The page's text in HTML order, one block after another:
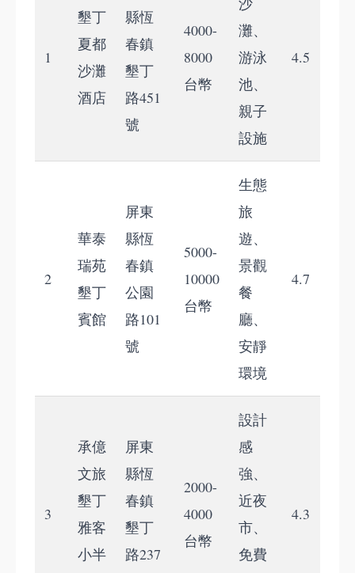
1
墾丁
夏都
沙灘
酒店
縣恆
春鎮
墾丁
路451
號
4000-
8000
台幣
灘、
游泳
池、
親子
設施
4.5
2
華泰
瑞苑
墾丁
賓館
屏東
縣恆
春鎮
公園
路101
號
5000-
10000
台幣
生態
旅
遊、
景觀
餐
廳、
安靜
環境
4.7
3
承億
文旅
墾丁
雅客
小半
屏東
縣恆
春鎮
墾丁
路237
2000-
4000
台幣
設計
感
強、
近夜
市、
免費
4.3